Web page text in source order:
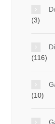
(3)
(116)
(10)